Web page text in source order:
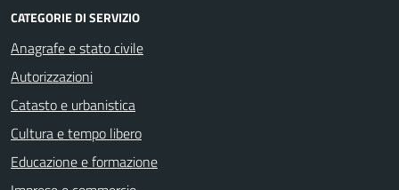
CATEGORIE DI SERVIZIO
Anagrafe e stato civile
Autorizzazioni
Catasto e urbanistica
Cultura e tempo libero
Educazione e formazione